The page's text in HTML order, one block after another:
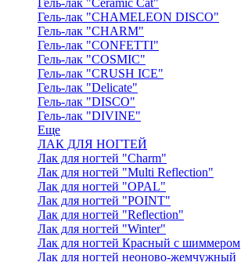
Гель-лак "Ceramic Cat"
Гель-лак "CHAMELEON DISCO"
Гель-лак "CHARM"
Гель-лак "CONFETTI"
Гель-лак "COSMIC"
Гель-лак "CRUSH ICE"
Гель-лак "Delicate"
Гель-лак "DISCO"
Гель-лак "DIVINE"
Еще
ЛАК ДЛЯ НОГТЕЙ
Лак для ногтей "Charm"
Лак для ногтей "Multi Reflection"
Лак для ногтей "OPAL"
Лак для ногтей "POINT"
Лак для ногтей "Reflection"
Лак для ногтей "Winter"
Лак для ногтей Красный с шиммером
Лак для ногтей неоново-жемчужный